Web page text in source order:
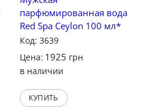
парфюмированная вода
Red Spa Ceylon 100 мл*
Код: 3639
Цена: 1925 грн
в наличии
КУПИТЬ